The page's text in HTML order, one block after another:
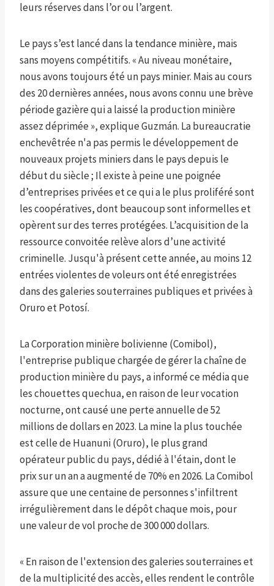
leurs réserves dans l’or ou l’argent.
Le pays s’est lancé dans la tendance minière, mais
sans moyens compétitifs. « Au niveau monétaire,
nous avons toujours été un pays minier. Mais au cours
des 20 dernières années, nous avons connu une brève
période gazière qui a laissé la production minière
assez déprimée », explique Guzmán. La bureaucratie
enchevêtrée n'a pas permis le développement de
nouveaux projets miniers dans le pays depuis le
début du siècle ; Il existe à peine une poignée
d’entreprises privées et ce qui a le plus proliféré sont
les coopératives, dont beaucoup sont informelles et
opèrent sur des terres protégées. L’acquisition de la
ressource convoitée relève alors d’une activité
criminelle. Jusqu'à présent cette année, au moins 12
entrées violentes de voleurs ont été enregistrées
dans des galeries souterraines publiques et privées à
Oruro et Potosí.
La Corporation minière bolivienne (Comibol),
l'entreprise publique chargée de gérer la chaîne de
production minière du pays, a informé ce média que
les chouettes quechua, en raison de leur vocation
nocturne, ont causé une perte annuelle de 52
millions de dollars en 2023. La mine la plus touchée
est celle de Huanuni (Oruro), le plus grand
opérateur public du pays, dédié à l'étain, dont le
prix sur un an a augmenté de 70% en 2026. La Comibol
assure que une centaine de personnes s'infiltrent
irrégulièrement dans le dépôt chaque mois, pour
une valeur de vol proche de 300 000 dollars.
« En raison de l'extension des galeries souterraines et
de la multiplicité des accès, elles rendent le contrôle